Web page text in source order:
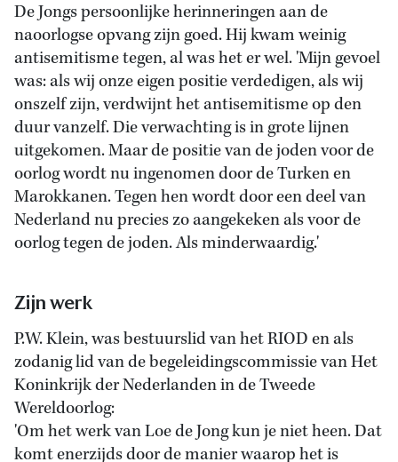
De Jongs persoonlijke herinneringen aan de
naoorlogse opvang zijn goed. Hij kwam weinig
antisemitisme tegen, al was het er wel. 'Mijn gevoel
was: als wij onze eigen positie verdedigen, als wij
onszelf zijn, verdwijnt het antisemitisme op den
duur vanzelf. Die verwachting is in grote lijnen
uitgekomen. Maar de positie van de joden voor de
oorlog wordt nu ingenomen door de Turken en
Marokkanen. Tegen hen wordt door een deel van
Nederland nu precies zo aangekeken als voor de
oorlog tegen de joden. Als minderwaardig.'
Zijn werk
P.W. Klein, was bestuurslid van het RIOD en als
zodanig lid van de begeleidingscommissie van Het
Koninkrijk der Nederlanden in de Tweede
Wereldoorlog:
'Om het werk van Loe de Jong kun je niet heen. Dat
komt enerzijds door de manier waarop het is